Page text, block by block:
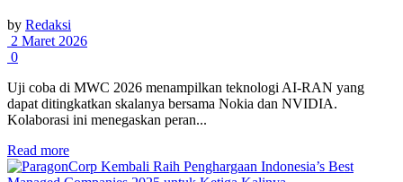
by Redaksi
2 Maret 2026
0
Uji coba di MWC 2026 menampilkan teknologi AI-RAN yang
dapat ditingkatkan skalanya bersama Nokia dan NVIDIA.
Kolaborasi ini menegaskan peran...
Read more